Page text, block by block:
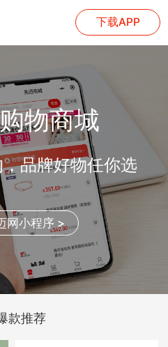
下载APP
物商城
品牌好物任你选
网小程序 >
款推荐